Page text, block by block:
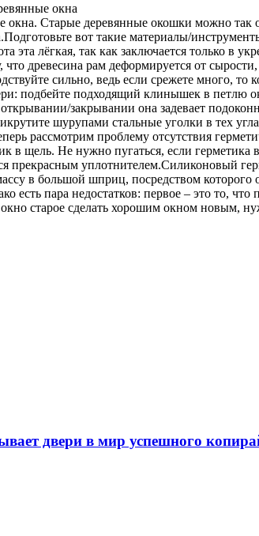
окна
окна. Старые деревянные окошки можно так
вот такие материалы/
эта лёгкая, так как заключается только
что древесина рам деформируется от
сильно, ведь если срежете много, то
подбейте подходящий клинышек в петлю
закрывании она задевает
шурупами стальные уголки в тех
рассмотрим проблему отсутствия
в щель. Не нужно пугаться, если
прекрасным уплотнителем.Силиконовый
в большой шприц, посредством
пара недостатков: первое – это то,
старое сделать хорошим окном новым,
двери в мир успешного